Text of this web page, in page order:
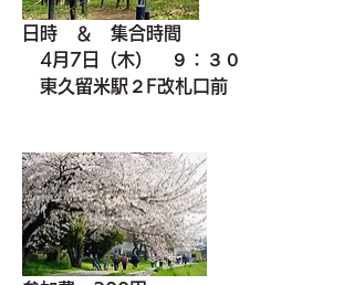
日時　＆　集合時間
4月7日（木）　９：３０
東久留米駅２F改札口前